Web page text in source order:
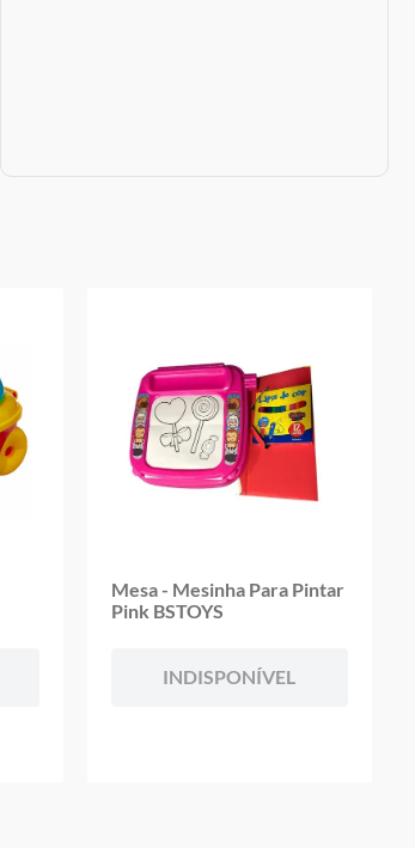
Mesa - Mesinha Para Pintar
Pink BSTOYS
INDISPONÍVEL